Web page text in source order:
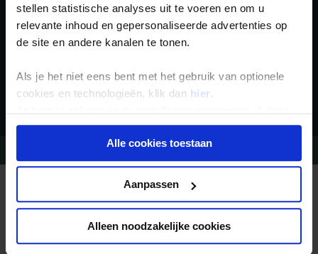
stellen statistische analyses uit te voeren en om u
relevante inhoud en gepersonaliseerde advertenties op
de site en andere kanalen te tonen.
Als je het niet eens bent met het gebruik van optionele
cookies en technologieën, klik dan hier .
onder aan de pagina op elk gewenst moment voor de
toekomst wijzigen.Alle cookies toestaan
Aanpassen
Alleen noodzakelijke cookies
Inschrijven
Vragen?Bel 020-7887700
REIZEN MET KONING AAP
Waarom Koning Aap?
Bestemmingen
Duurzaam toerisme